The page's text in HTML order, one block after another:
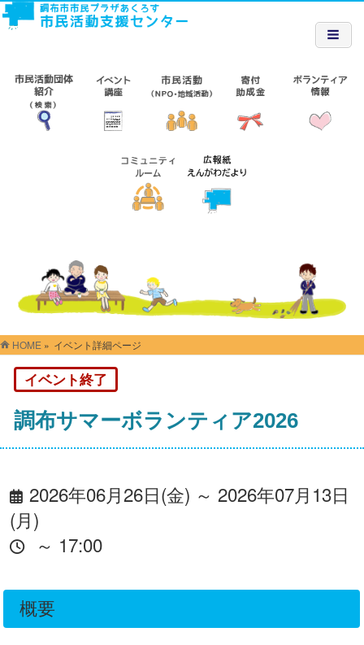
HOME » イベント詳細ページ
イベント終了
調布サマーボランティア2026
2026年06月26日(金) ～ 2026年07月13日
(月)
～ 17:00
概要